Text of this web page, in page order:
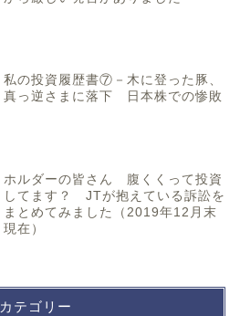
私の投資履歴書⑦－木に登った豚、
真っ逆さまに落下 日本株での惨敗
ホルダーの皆さん 腹くくって投資
してます？ JTが抱えている訴訟を
まとめてみました（2019年12月末
現在）
カテゴリー